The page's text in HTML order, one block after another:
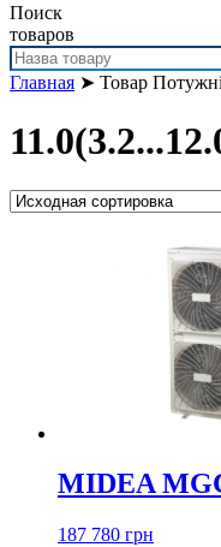
Поиск
товаров
Главная ➤ Товар
MIDEA
187 780 грн